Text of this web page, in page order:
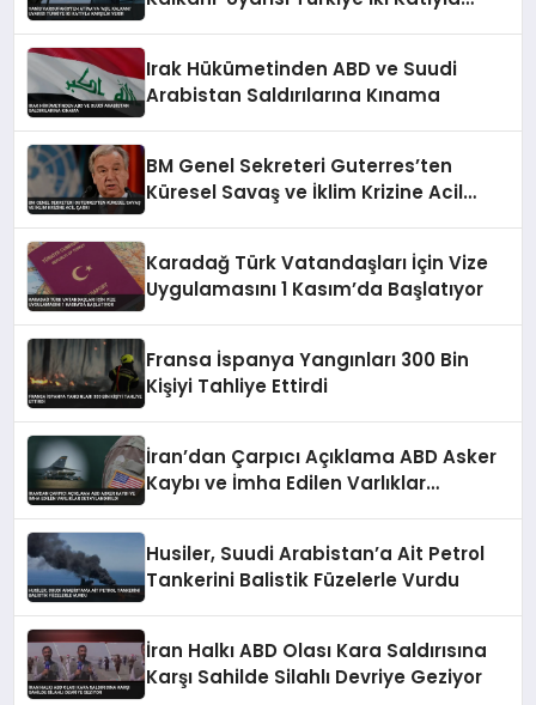
Irak Hükümetinden ABD ve Suudi
Arabistan Saldırılarına Kınama
BM Genel Sekreteri Guterres’ten
Küresel Savaş ve İklim Krizine Acil
Karadağ Türk Vatandaşları İçin Vize
Uygulamasını 1 Kasım’da Başlatıyor
Fransa İspanya Yangınları 300 Bin
Kişiyi Tahliye Ettirdi
İran’dan Çarpıcı Açıklama ABD Asker
Kaybı ve İmha Edilen Varlıklar
Husiler, Suudi Arabistan’a Ait Petrol
Tankerini Balistik Füzelerle Vurdu
İran Halkı ABD Olası Kara Saldırısına
Karşı Sahilde Silahlı Devriye Geziyor